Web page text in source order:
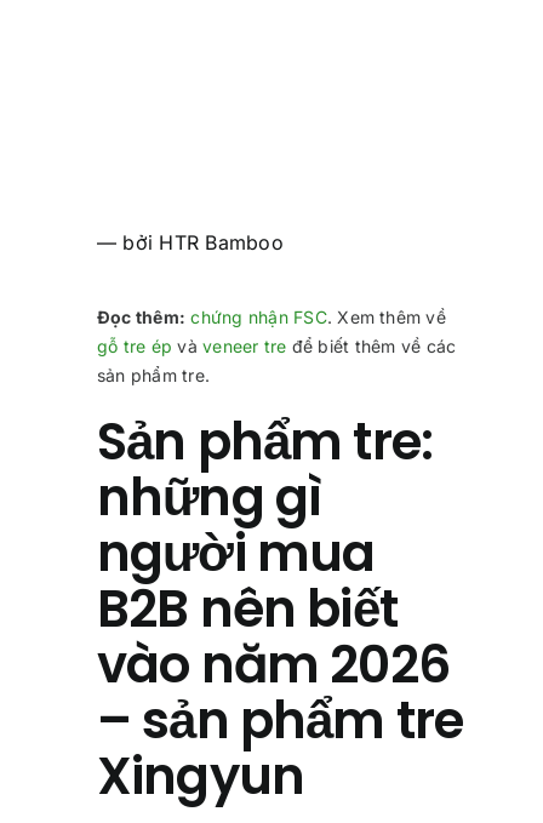
— bởi HTR Bamboo
Đọc thêm: chứng nhận FSC. Xem thêm về
gỗ tre ép vàveneer tre để biết thêm về các
sản phẩm tre.
Sản phẩm tre:
những gì
người mua
B2B nên biết
vào năm 2026
– sản phẩm tre
Xingyun